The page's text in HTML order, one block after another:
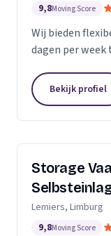
9,8Moving Score
Wij bieden
dagen per week
Bekijk profiel
Storage
Lemiers, Limburg
9,8Moving Score